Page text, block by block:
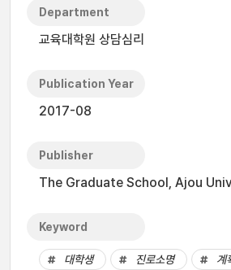
Department
교육대학원 상담심리
Publication Year
2017-08
Publisher
The Graduate School, Ajou
Keyword
대학생 진로소명
계